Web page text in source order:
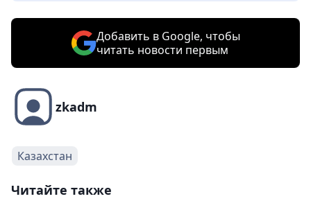
Добавить в Google, чтобы
читать новости первым
zkadm
Казахстан
Читайте также